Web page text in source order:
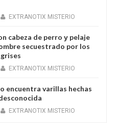
EXTRANOTIX MISTERIO
cabeza de perro у pelaje
secuestrado por los
EXTRANOTIX MISTERIO
encuentra varillas hechas
EXTRANOTIX MISTERIO